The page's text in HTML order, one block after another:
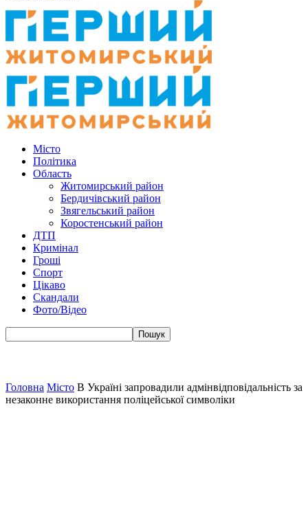
Місто
Політика
Область
Житомирський район
Бердичівський район
Звягельський район
Коростенський район
ДТП
Кримінал
Гроші
Спорт
Цікаво
Скандали
Фото/Відео
Головна Місто В Україні запровадили адмінвідповідальність за
незаконне використання поліцейської символіки